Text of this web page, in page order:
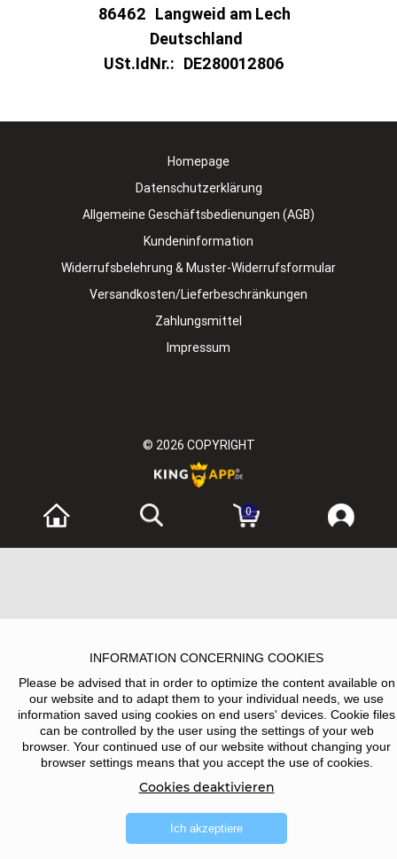
86462 Langweid am Lech
Deutschland
USt.IdNr.: DE280012806
Homepage
Datenschutzerklärung
Allgemeine Geschäftsbedienungen (AGB)
Kundeninformation
Widerrufsbelehrung & Muster-Widerrufsformular
Versandkosten/Lieferbeschränkungen
Zahlungsmittel
Impressum
© 2026 COPYRIGHT
0
INFORMATION CONCERNING COOKIES
Please be advised that in order to optimize the content available on
our website and to adapt them to your individual needs, we use
information saved using cookies on end users' devices. Cookie files
can be controlled by the user using the settings of your web
browser. Your continued use of our website without changing your
browser settings means that you accept the use of cookies.
Cookies deaktivieren
Ich akzeptiere